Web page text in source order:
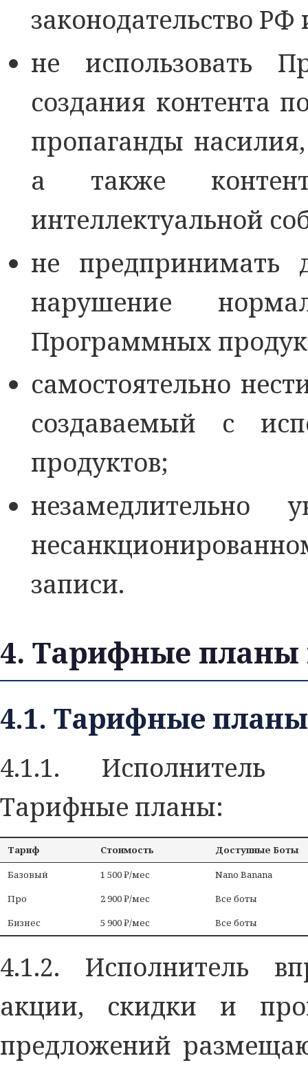
законодательство
не использовать
создания контента
пропаганды
а также
интеллектуальной
не предпринимать
нарушение
Программных
самостоятельно
создаваемый с
продуктов;
незамедлительно
записи.
4. Тарифные планы
4.1. Тарифные планы
4.1.1. Исполнитель
Тарифные планы:
Тариф Стоимость
Доступные Боты
Базовый
1 500 ₽/мес
Nano Banana
Про
2 900 ₽/мес
Все боты
Бизнес
5 900 ₽/мес Все боты
4.1.2. Исполнитель
акции, скидки и
предложений